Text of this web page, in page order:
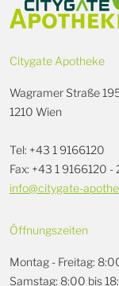
Citygate Apotheke
Wagramer Straße
1210 Wien
Tel: +43 1 9166120
Fax: +43 1 9166120 -
info@citygate-
Öffnungszeiten
Montag - Freitag:
Samstag: 8:00 bis